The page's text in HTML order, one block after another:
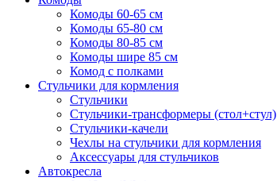
Комоды 60-65 см
Комоды 65-80 см
Комоды 80-85 см
Комоды шире 85 см
Комод с полками
Стульчики для кормления
Стульчики
Стульчики-трансформеры (стол+стул)
Стульчики-качели
Чехлы на стульчики для кормления
Аксессуары для стульчиков
Автокресла